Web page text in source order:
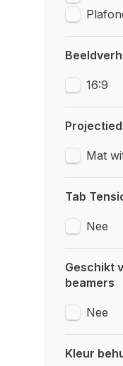
16:9
Mat
Tab
Nee
Geschikt
beamers
Nee
Kleur